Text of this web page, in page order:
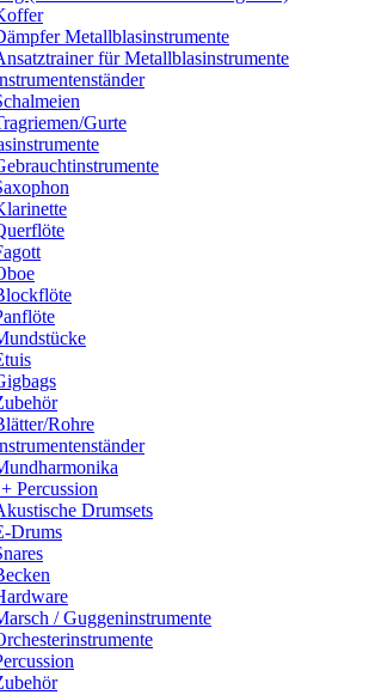
Metallblasinstrumente
für Metallblasinstrumente
Gurte
Rohre
Percussion
Drumsets
Drums
/ Guggeninstrumente